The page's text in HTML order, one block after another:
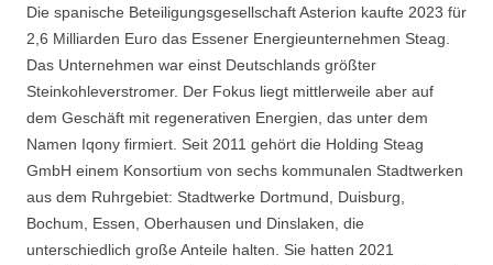
Die spanische Beteiligungsgesellschaft Asterion kaufte 2023 für
2,6 Milliarden Euro das Essener Energieunternehmen Steag.
Das Unternehmen war einst Deutschlands größter
Steinkohleverstromer. Der Fokus liegt mittlerweile aber auf
dem Geschäft mit regenerativen Energien, das unter dem
Namen Iqony firmiert. Seit 2011 gehört die Holding Steag
GmbH einem Konsortium von sechs kommunalen Stadtwerken
aus dem Ruhrgebiet: Stadtwerke Dortmund, Duisburg,
Bochum, Essen, Oberhausen und Dinslaken, die
unterschiedlich große Anteile halten. Sie hatten 2021